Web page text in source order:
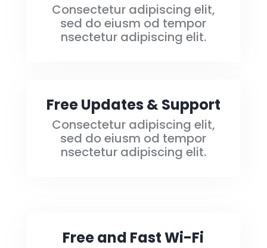
Consectetur adipiscing elit,
sed do eiusm od tempor
nsectetur adipiscing elit.
Free Updates & Support
Consectetur adipiscing elit,
sed do eiusm od tempor
nsectetur adipiscing elit.
Free and Fast Wi-Fi